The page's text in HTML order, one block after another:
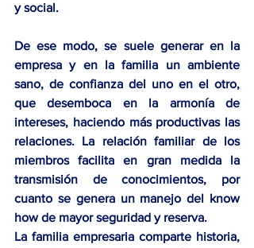
y social.
De ese modo, se suele generar en la
empresa y en la familia un ambiente
sano, de confianza del uno en el otro,
que desemboca en la armonía de
intereses, haciendo más productivas las
relaciones. La relación familiar de los
miembros facilita en gran medida la
transmisión de conocimientos, por
cuanto se genera un manejo del know
how de mayor seguridad y reserva.
La familia empresaria comparte historia,